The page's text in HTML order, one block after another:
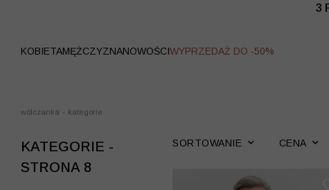
3
WYPRZEDAŻ
KOBIETAMĘŻCZYZNANOWOŚCIWYPRZEDAŻ DO -50%
wólczanka - kategorie
KATEGORIE -
STRONA 8
SORTOWANIE CENA